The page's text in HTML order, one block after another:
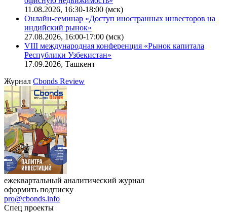
11.08.2026, 16:30-18:00 (мск)
Онлайн-семинар «Доступ иностранных инвесторов на
индийский рынок»
27.08.2026, 16:00-17:00 (мск)
VIII международная конференция «Рынок капитала
Республики Узбекистан»
17.09.2026, Ташкент
Журнал Cbonds Review
ежеквартальный аналитический журнал
оформить подписку
pro@cbonds.info
Спец проекты